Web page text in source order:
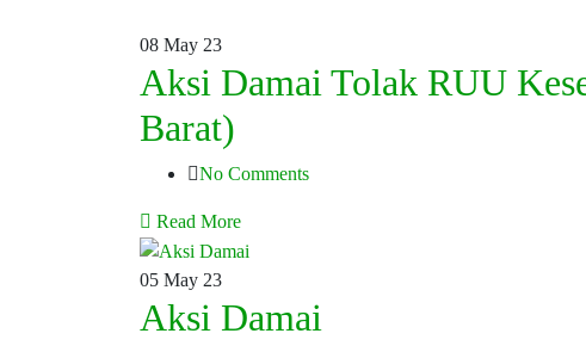
08 May 23
Aksi Damai Tolak RUU
Barat)
No Comments
Read More
05 May 23
Aksi Damai